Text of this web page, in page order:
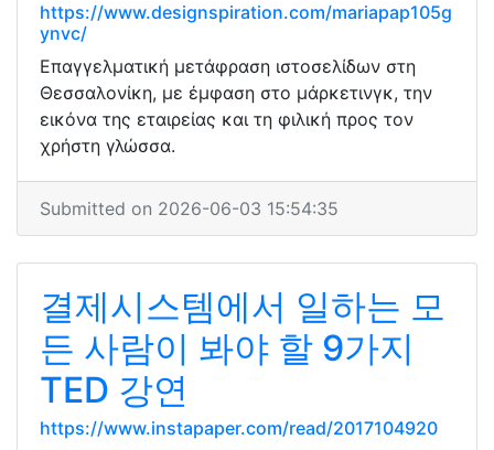
https://www.designspiration.com/mariapap105g
ynvc/
Επαγγελματική μετάφραση ιστοσελίδων στη
Θεσσαλονίκη, με έμφαση στο μάρκετινγκ, την
εικόνα της εταιρείας και τη φιλική προς τον
χρήστη γλώσσα.
Submitted on 2026-06-03 15:54:35
결제시스템에서 일하는 모
든 사람이 봐야 할 9가지
TED 강연
https://www.instapaper.com/read/2017104920